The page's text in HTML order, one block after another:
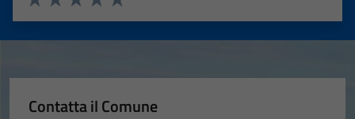
Valuta 5 stelle su 5
Valuta 4 stelle su 5
Valuta 3 stelle su 5
Valuta 2 stelle su 5
Valuta 1 stelle su 5
Contatta il Comune